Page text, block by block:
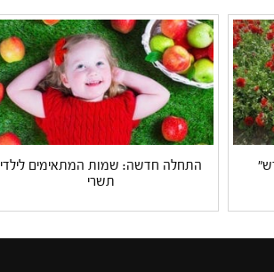
התחלה חדשה: שמות המתאימים לילדי
תשרי